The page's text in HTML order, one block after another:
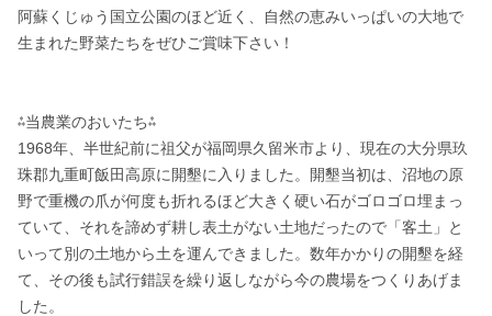
阿蘇くじゅう国立公園のほど近く、自然の恵みいっぱいの大地で
生まれた野菜たちをぜひご賞味下さい！
⁂当農業のおいたち⁂
1968年、半世紀前に祖父が福岡県久留米市より、現在の大分県玖
珠郡九重町飯田高原に開墾に入りました。開墾当初は、沼地の原
野で重機の爪が何度も折れるほど大きく硬い石がゴロゴロ埋まっ
ていて、それを諦めず耕し表土がない土地だったので「客土」と
いって別の土地から土を運んできました。数年かかりの開墾を経
て、その後も試行錯誤を繰り返しながら今の農場をつくりあげま
した。